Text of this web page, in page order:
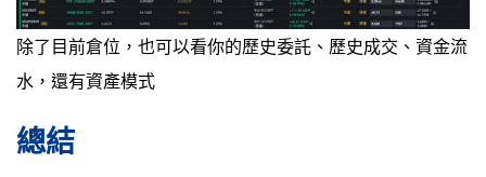
除了目前倉位，也可以看你的歷史委託、歷史成交、資金流
水，還有資產模式
總結